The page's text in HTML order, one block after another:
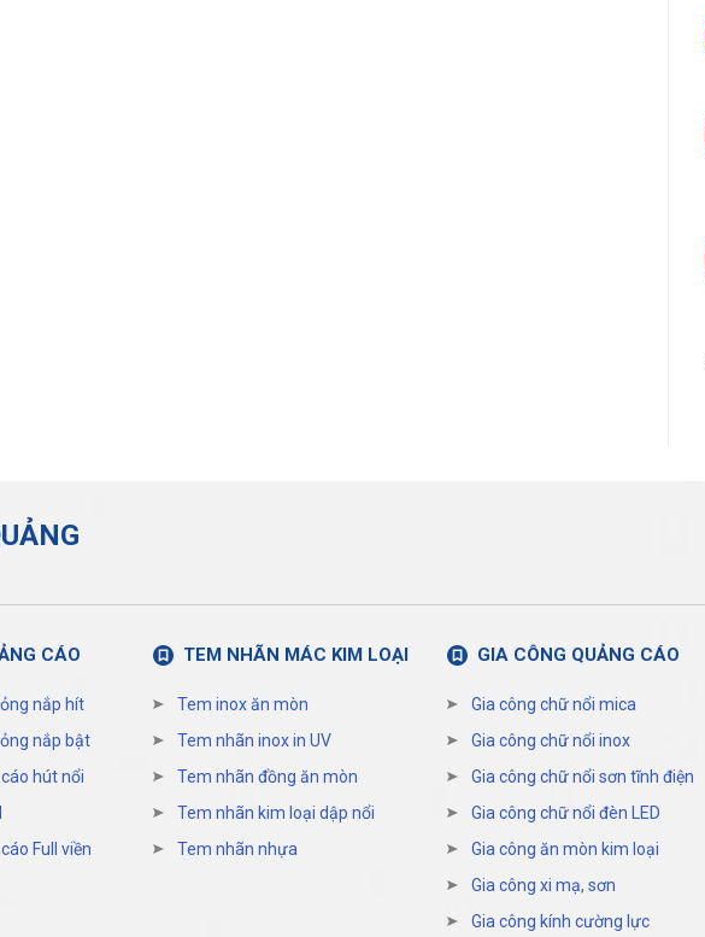
CÁO
nắp hít
nắp bật
hút nổi
Full viền
TEM NHÃN MÁC KIM LOẠI
Tem inox ăn mòn
Tem nhãn inox in UV
Tem nhãn đồng ăn mòn
Tem nhãn kim loại dập nổi
Tem nhãn nhựa
GIA CÔNG QUẢNG CÁO
Gia công chữ nổi mica
Gia công chữ nổi inox
Gia công chữ nổi sơn tĩnh điện
Gia công chữ nổi đèn LED
Gia công ăn mòn kim loại
Gia công xi mạ, sơn
Gia công kính cường lực